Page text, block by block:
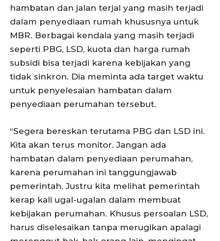
hambatan dan jalan terjal yang masih terjadi
dalam penyediaan rumah khususnya untuk
MBR. Berbagai kendala yang masih terjadi
seperti PBG, LSD, kuota dan harga rumah
subsidi bisa terjadi karena kebijakan yang
tidak sinkron. Dia meminta ada target waktu
untuk penyelesaian hambatan dalam
penyediaan perumahan tersebut.
“Segera bereskan terutama PBG dan LSD ini.
Kita akan terus monitor. Jangan ada
hambatan dalam penyediaan perumahan,
karena perumahan ini tanggungjawab
pemerintah. Justru kita melihat pemerintah
kerap kali ugal-ugalan dalam membuat
kebijakan perumahan. Khusus persoalan LSD,
harus diselesaikan tanpa merugikan apalagi